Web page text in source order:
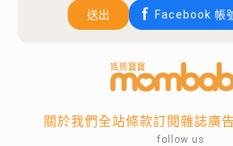
送出
Facebook 帳
關於我們全站條款訂閱雜誌廣
follow us